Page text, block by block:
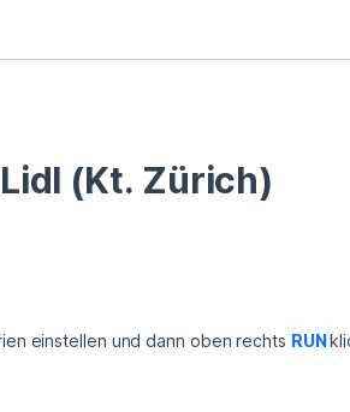
(Kt. Zürich)
einstellen und dann oben rechts RUN